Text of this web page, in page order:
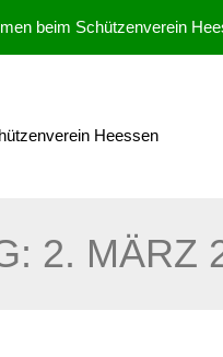
beim Schützenverein
2. MÄRZ